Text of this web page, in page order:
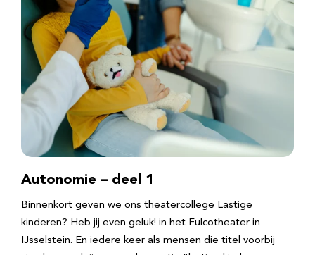
Autonomie – deel 1
Binnenkort geven we ons theatercollege Lastige
kinderen? Heb jij even geluk! in het Fulcotheater in
IJsselstein. En iedere keer als mensen die titel voorbij